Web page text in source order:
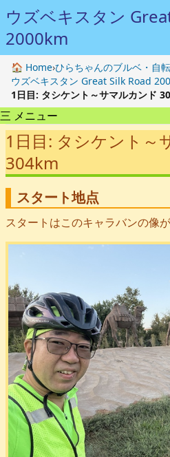
ウズベキスタン
2000km
🏠 Home›ひらちゃんのブルベ・自
ウズベキスタン Great Silk Road
1日目: タシケント～サマルカンド
三 メニュー
1日目: タシケント～
304km
スタート地点
スタートはこのキャラバンの像が